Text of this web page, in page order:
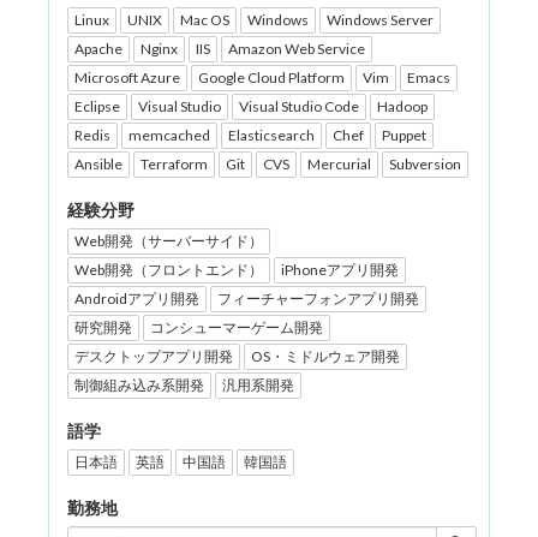
Linux UNIX Mac OS Windows
Windows Server
Apache
Nginx IIS
Amazon Web Service
Microsoft Azure
Google Cloud Platform Vim
Emacs
Eclipse
Visual Studio Visual Studio Code
Hadoop
Redis
memcached Elasticsearch Chef
Puppet
Ansible
Terraform Git CVS Mercurial Subversion
経験分野
Web開発（サーバーサイド）
Web開発（フロントエンド）
iPhoneアプリ開発
Androidアプリ開発
フィーチャーフォンアプリ開発
研究開発
コンシューマーゲーム開発
デスクトップアプリ開発
OS・ミドルウェア開発
制御組み込み系開発
汎用系開発
語学
日本語 英語 中国語 韓国語
勤務地